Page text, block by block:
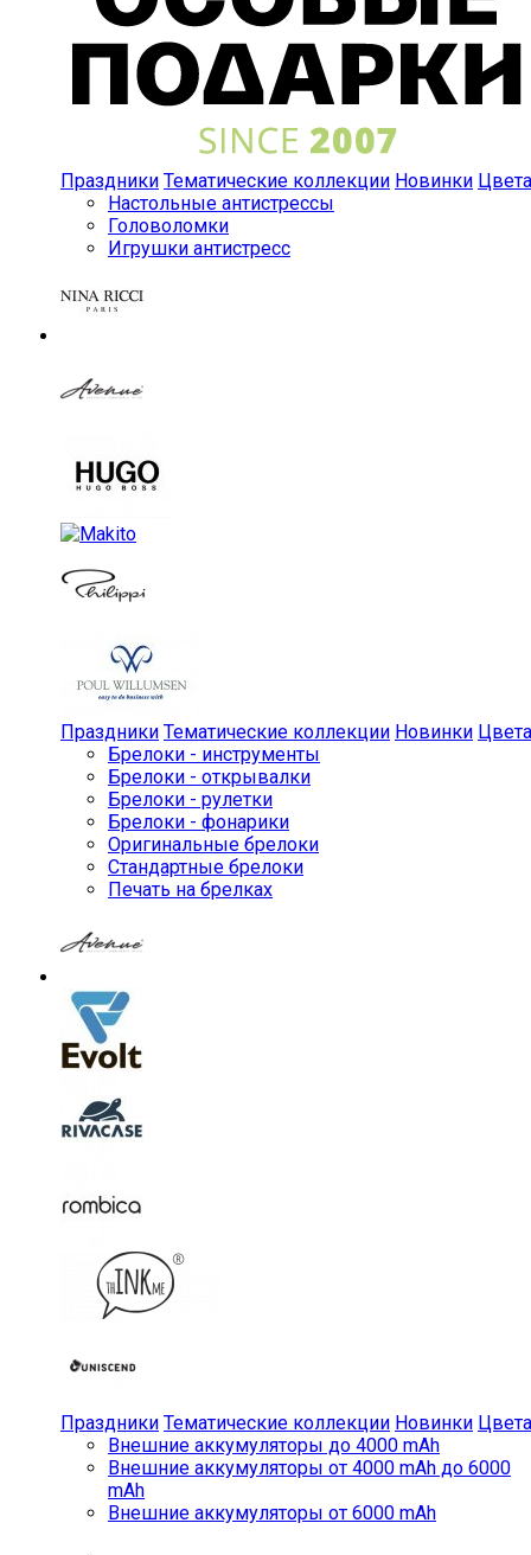
Праздники Тематические коллекции Новинки Цвета
Настольные антистрессы
Головоломки
Игрушки антистресс
Праздники Тематические коллекции Новинки Цвета
Брелоки - инструменты
Брелоки - открывалки
Брелоки - рулетки
Брелоки - фонарики
Оригинальные брелоки
Стандартные брелоки
Печать на брелках
Праздники Тематические коллекции Новинки Цвета
Внешние аккумуляторы до 4000 mAh
Внешние аккумуляторы от 4000 mAh до 6000
mAh
Внешние аккумуляторы от 6000 mAh